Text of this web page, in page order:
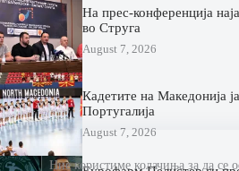
Ние користиме колачиња за да се
На прес-конференција
во Струга
August 7, 2026
Кадетите на Македонија
Португалија
August 7, 2026